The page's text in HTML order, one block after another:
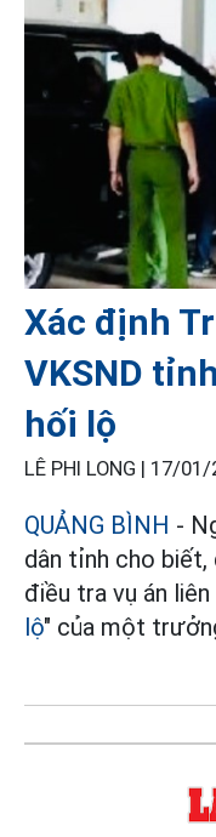
Xác định
VKSND
hối lộ
LÊ PHI LONG | 17/01/
QUẢNG BÌNH -
dân tỉnh cho
điều tra vụ án liên
lộ" của một